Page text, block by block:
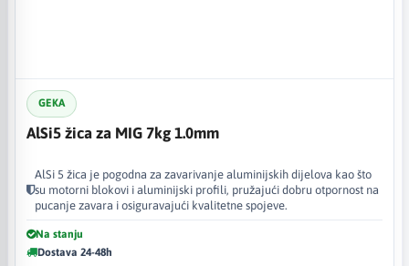
GEKA
AlSi5 žica za MIG 7kg 1.0mm
AlSi 5 žica je pogodna za zavarivanje aluminijskih dijelova kao što
su motorni blokovi i aluminijski profili, pružajući dobru otpornost na
pucanje zavara i osiguravajući kvalitetne spojeve.
Na stanju
Dostava 24-48h